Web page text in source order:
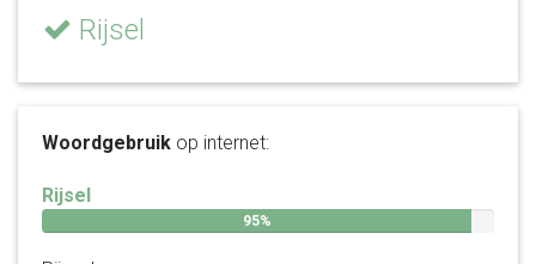
Rijsel
Woordgebruik op internet:
Rijsel
95%